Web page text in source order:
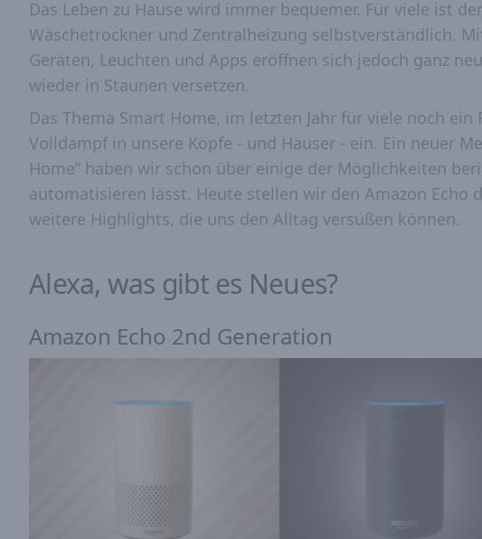
Das Leben zu Hause wird immer bequemer. Für viele ist
Wäschetrockner und Zentralheizung selbstverständlich.
Geräten, Leuchten und Apps eröffnen sich jedoch ganz
wieder in Staunen versetzen.
Das Thema Smart Home, im letzten Jahr für viele noch
Volldampf in unsere Köpfe - und Häuser - ein. Ein neuer
Home” haben wir schon über einige der Möglichkeiten
automatisieren lässt. Heute stellen wir den Amazon Echo
weitere Highlights, die uns den Alltag versüßen können.
Alexa, was gibt es Neues?
Amazon Echo 2nd Generation